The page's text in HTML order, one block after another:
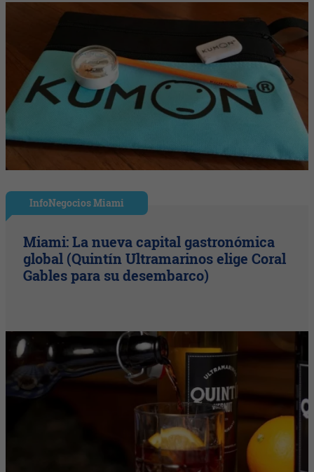
InfoNegocios Miami
Miami: La nueva capital gastronómica
global (Quintín Ultramarinos elige Coral
Gables para su desembarco)